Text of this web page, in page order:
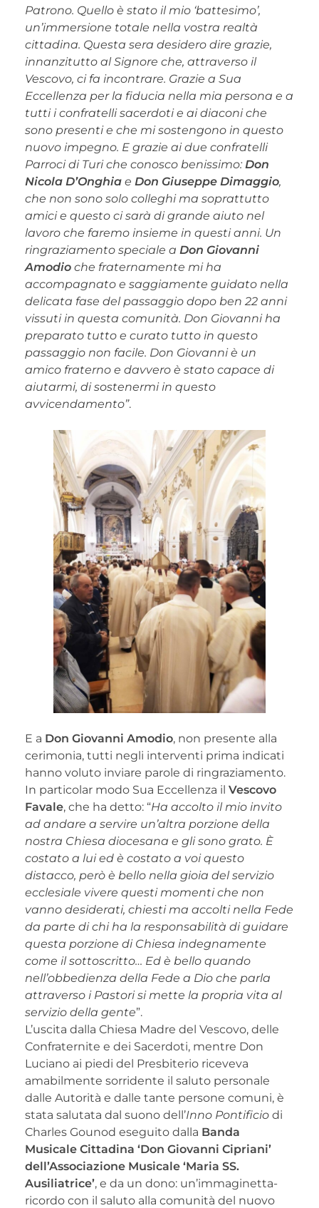
Patrono. Quello è stato il mio ‘battesimo’,
un’immersione totale nella vostra realtà
cittadina. Questa sera desidero dire grazie,
innanzitutto al Signore che, attraverso il
Vescovo, ci fa incontrare. Grazie a Sua
Eccellenza per la fiducia nella mia persona e a
tutti i confratelli sacerdoti e ai diaconi che
sono presenti e che mi sostengono in questo
nuovo impegno. E grazie ai due confratelli
Parroci di Turi che conosco benissimo: Don
Nicola D’Onghia e Don Giuseppe Dimaggio,
che non sono solo colleghi ma soprattutto
amici e questo ci sarà di grande aiuto nel
lavoro che faremo insieme in questi anni. Un
ringraziamento speciale a Don Giovanni
Amodio che fraternamente mi ha
accompagnato e saggiamente guidato nella
delicata fase del passaggio dopo ben 22 anni
vissuti in questa comunità. Don Giovanni ha
preparato tutto e curato tutto in questo
passaggio non facile. Don Giovanni è un
amico fraterno e davvero è stato capace di
aiutarmi, di sostenermi in questo
avvicendamento”.
E a Don Giovanni Amodio, non presente alla
cerimonia, tutti negli interventi prima indicati
hanno voluto inviare parole di ringraziamento.
In particolar modo Sua Eccellenza il Vescovo
Favale, che ha detto: “Ha accolto il mio invito
ad andare a servire un’altra porzione della
nostra Chiesa diocesana e gli sono grato. È
costato a lui ed è costato a voi questo
distacco, però è bello nella gioia del servizio
ecclesiale vivere questi momenti che non
vanno desiderati, chiesti ma accolti nella Fede
da parte di chi ha la responsabilità di guidare
questa porzione di Chiesa indegnamente
come il sottoscritto… Ed è bello quando
nell’obbedienza della Fede a Dio che parla
attraverso i Pastori si mette la propria vita al
servizio della gente”.
L’uscita dalla Chiesa Madre del Vescovo, delle
Confraternite e dei Sacerdoti, mentre Don
Luciano ai piedi del Presbiterio riceveva
amabilmente sorridente il saluto personale
dalle Autorità e dalle tante persone comuni, è
stata salutata dal suono dell’Inno Pontificio di
Charles Gounod eseguito dalla Banda
Musicale Cittadina ‘Don Giovanni Cipriani’
dell’Associazione Musicale ‘Maria SS.
Ausiliatrice’, e da un dono: un’immaginetta-
ricordo con il saluto alla comunità del nuovo